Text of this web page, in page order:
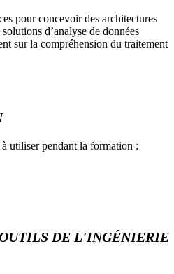
pour concevoir des architectures
d’analyse de données
sur la compréhension du traitement
utiliser pendant la formation :
DE L'INGÉNIERIE